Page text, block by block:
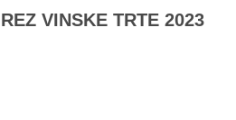
REZ VINSKE TRTE 2023